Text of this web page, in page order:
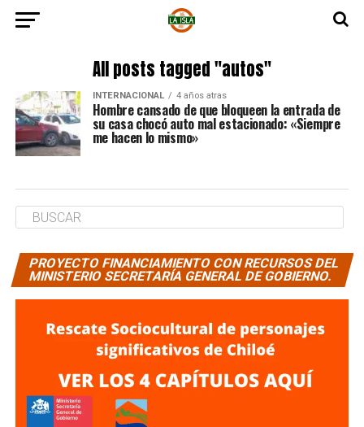
All posts tagged "autos"
INTERNACIONAL 4 años atras
Hombre cansado de que bloqueen la entrada de
su casa chocó auto mal estacionado: «Siempre
me hacen lo mismo»
PROYECTO FINANCIAMIENTO CON RECURSOS DEL
MINISTERIO SECRETARÍA GENERAL DE GOBIERNO.